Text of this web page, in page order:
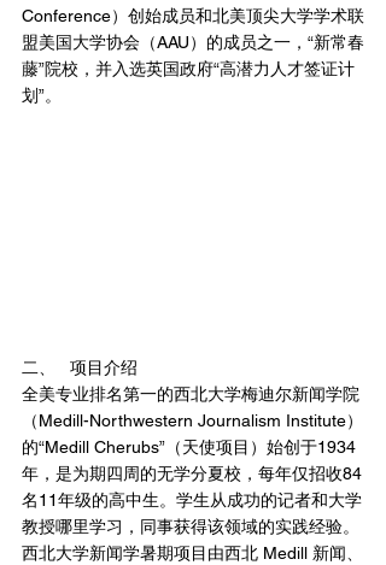
Conference）创始成员和北美顶尖大学学术联
盟美国大学协会（AAU）的成员之一，“新常春
藤”院校，并入选英国政府“高潜力人才签证计
划”。
二、	项目介绍
全美专业排名第一的西北大学梅迪尔新闻学院
（Medill-Northwestern Journalism Institute）
的“Medill Cherubs”（天使项目）始创于1934
年，是为期四周的无学分夏校，每年仅招收84
名11年级的高中生。学生从成功的记者和大学
教授哪里学习，同事获得该领域的实践经验。
西北大学新闻学暑期项目由西北 Medill 新闻、